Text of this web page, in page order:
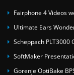
Fairphone 4 Videos
Ultimate Ears
Scheppach PLT3000
SoftMaker
Gorenje OptiBake